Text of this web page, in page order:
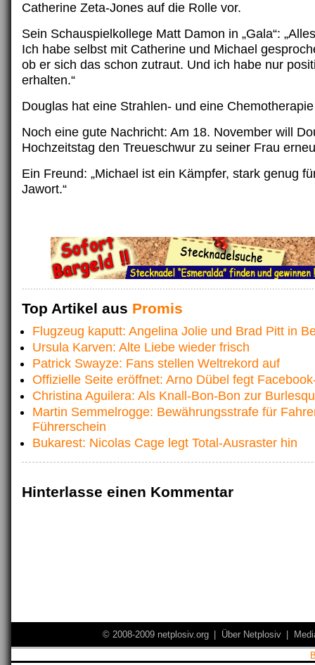
Catherine Zeta-Jones auf die Rolle vor.
Sein Schauspielkollege Matt Damon in „Gala“:
Ich habe selbst mit Catherine und Michael
ob er sich das schon zutraut. Und ich habe nur
erhalten.“
Douglas hat eine Strahlen- und eine
Noch eine gute Nachricht: Am 18. November will
Hochzeitstag den Treueschwur zu seiner Frau
Ein Freund: „Michael ist ein Kämpfer, stark genug
Jawort.“
Top Artikel aus Promis
Flugzeug kaputt: Angelina Jolie und Brad Pitt in
Ursula Karven: Alte Liebe wieder frisch
Patrick Swayze: Fans stellen Weltrekord auf
Offizielle Seite eröffnet: Arno Dübel fegt
Christina Aguilera: Als Knall-Bon-Bon zur
Martin Semmelrogge: Bewährungsstrafe für
Führerschein
Bukarest: Nicolas Cage legt Total-Ausraster hin
Hinterlasse einen Kommentar
© 2008-2009 netplosiv.org Über Netplosiv